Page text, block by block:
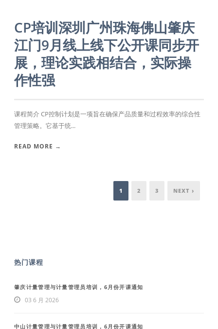
CP培训深圳广州珠海佛山肇庆
江门9月线上线下公开课同步开
展，理论实践相结合，实际操
作性强
课程简介 CP控制计划是一项旨在确保产品质量和过程效率的综合性
管理策略。它基于统...
READ MORE →
1 2 3 NEXT ›
热门课程
肇庆计量管理与计量管理员培训，6月份开课通知
03 6 月 2026
中山计量管理与计量管理员培训，6月份开课通知